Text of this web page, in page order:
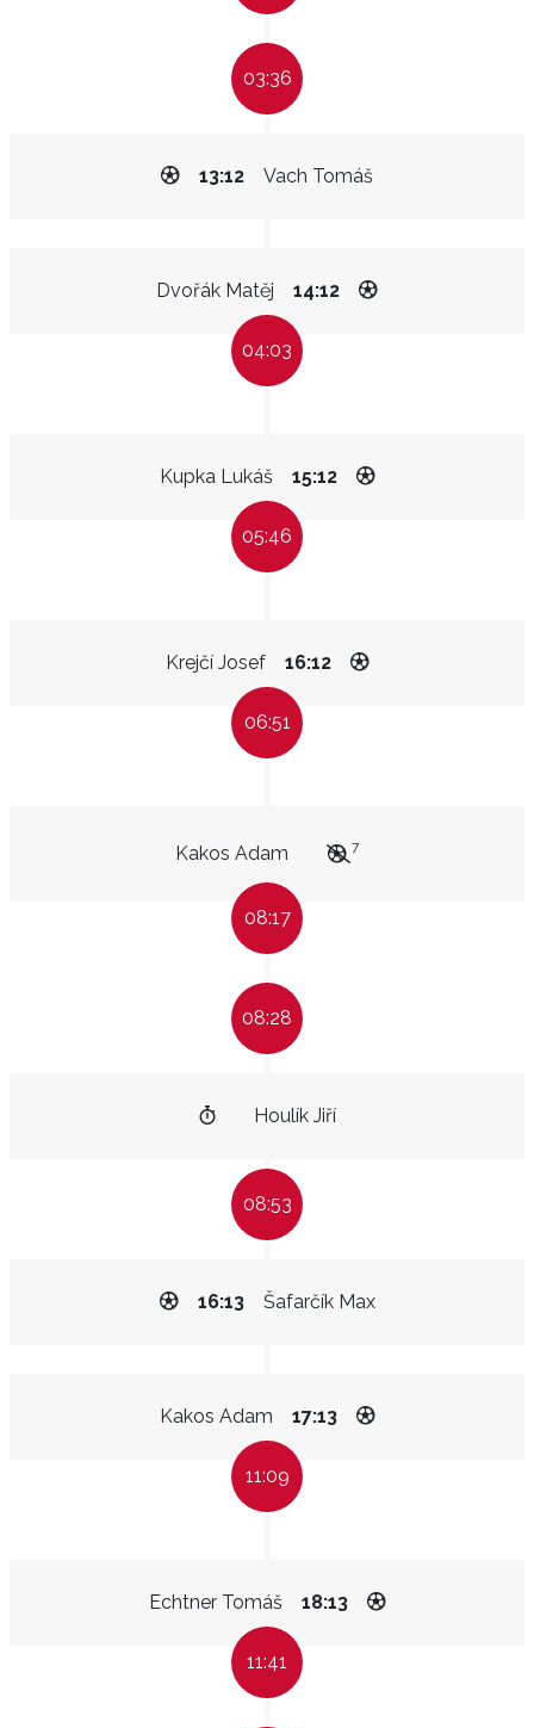
03:36
Vach Tomáš
13:12
Dvořák Matěj 14:12
04:03
Kupka Lukáš 15:12
05:46
Krejčí Josef 16:12
06:51
Kakos Adam 7
08:17
08:28
Houlík Jiří
08:53
Šafarčík Max
16:13
Kakos Adam 17:13
11:09
Echtner Tomáš 18:13
11:41